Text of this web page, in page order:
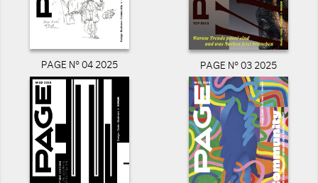
PAGE N° 04 2025 PAGE N° 03 2025